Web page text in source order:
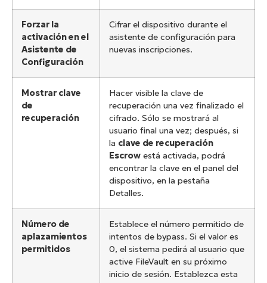
Forzar la
activación en el
Asistente de
Configuración
Cifrar el dispositivo durante el
asistente de configuración para
nuevas inscripciones.
Mostrar clave
de
recuperación
Hacer visible la clave de
recuperación una vez finalizado el
cifrado. Sólo se mostrará al
usuario final una vez; después, si
la clave de recuperación
Escrow está activada, podrá
encontrar la clave en el panel del
dispositivo, en la pestaña
Detalles.
Número de
aplazamientos
permitidos
Establece el número permitido de
intentos de bypass. Si el valor es
0, el sistema pedirá al usuario que
active FileVault en su próximo
inicio de sesión. Establezca esta